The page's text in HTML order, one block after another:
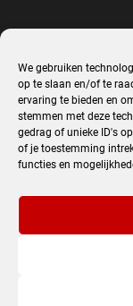
We gebruiken
op te slaan en/of te
ervaring te bieden en
stemmen met deze
gedrag of unieke ID's
of je toestemming
functies en
Inschrijven
© 2022